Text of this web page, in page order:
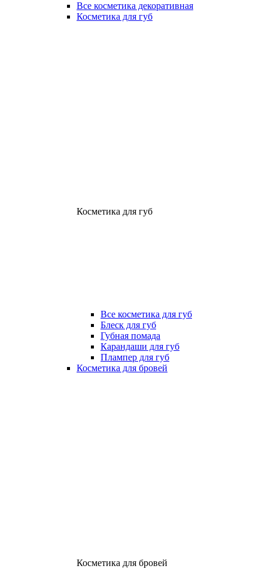
Все косметика декоративная
Косметика для губ
Косметика для губ
Все косметика для губ
Блеск для губ
Губная помада
Карандаши для губ
Плампер для губ
Косметика для бровей
Косметика для бровей